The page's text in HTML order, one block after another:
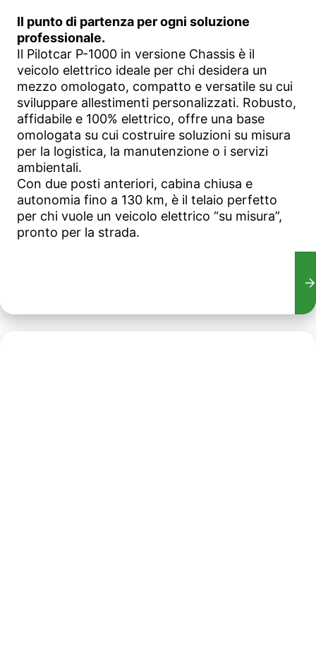
Il punto di partenza per ogni soluzione
professionale.
Il Pilotcar P-1000 in versione Chassis è il
veicolo elettrico ideale per chi desidera un
mezzo omologato, compatto e versatile su cui
sviluppare allestimenti personalizzati. Robusto,
affidabile e 100% elettrico, offre una base
omologata su cui costruire soluzioni su misura
per la logistica, la manutenzione o i servizi
ambientali.
Con due posti anteriori, cabina chiusa e
autonomia fino a 130 km, è il telaio perfetto
per chi vuole un veicolo elettrico “su misura”,
pronto per la strada.